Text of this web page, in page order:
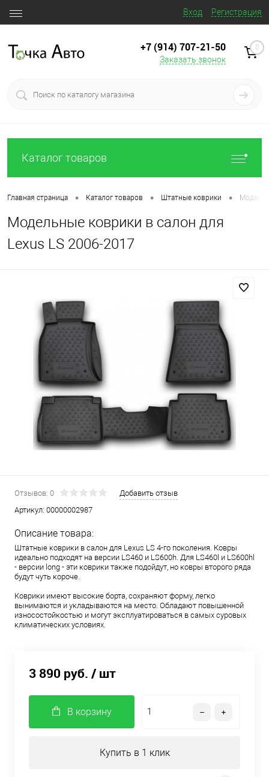
Вход Регистрация
+7 (914) 707‒21‒50
Заказать звонок
0
Каталог товаров
Главная страница • Каталог товаров • Штатные коврики •
Модельные коврики в салон для
Lexus LS 2006-2017
Отзывов: 0
Добавить отзыв
Артикул: 00000002987
Описание товара:
Штатные коврики в салон для Lexus LS 4-го поколения. Ковры
идеально подходят на версии LS460 и LS600h. Для LS460l и LS600hl
- версии long - эти коврики также подойдут, но ковры второго ряда
будут чуть короче.
Коврики имеют высокие борта, сохраняют форму, легко
вынимаются и укладываются на место. Обладают повышенной
износостойкостью и могут эксплуатироваться в самых суровых
климатических условиях.
3 890 руб. / шт
В корзину
Купить в 1 клик